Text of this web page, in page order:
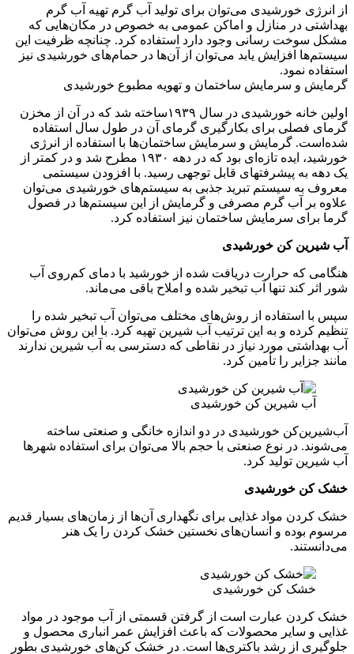
خورشیدی می‌توان برای تولید آب گرم تهیه آب گرم
در منازل و اماکن عمومی به خصوص در مکان‌هایی که
رسانی وجود دارد استفاده کرد. چنانچه ظرفیت این
افزایش یابد می‌توان از آن‌ها در حمام‌های خورشیدی نیز
سرمایش ساختمان و تهویه مطبوع خورشیدی
اولین خانه خورشیدی در سال ۱۹۳۹ساخته شد که در آن از مخزن
برای بکارگیری گرمای آن در طول سال استفاده
گرمایش و سرمایش ساختمان‌ها با استفاده از انرژی
خورشید، ایده تازه‌ای بود که در دهه ۱۹۳۰ مطرح شد و در کمتر از
پیشرفتهای قابل توجهی رسید. با افزودن سیستمی
سیستم تبرید جذبی به سیستم‌های خورشیدی می‌توان
آب گرم مصرفی و گرمایش از این سیستم‌ها در فصول
سرمایش ساختمان نیز استفاده کرد.
کن خورشیدی
حرارت دریافت شده از خورشید با دمای کم‌روی آب
تنها آب تبخیر شده و املاح باقی می‌ماند.
از روش‌های مختلف می‌توان آب تبخیر شده را
و به این ترتیب آب شیرین تهیه کرد. با این روش می‌توان
مورد نیاز در نقاطی که دسترسی به آب شیرین ندارند
را تأمین کرد.
شیرین کن خورشیدی
خورشیدی در دو اندازه خانگی و صنعتی ساخته
نوع صنعتی با حجم بالا می‌توان برای استفاده شهرها
تولید کرد.
خورشیدی
مواد غذایی برای نگهداری آن‌ها از زمان‌های بسیار قدیم
و انسان‌های نخستین خشک کردن را یک هنر
کن خورشیدی
عبارت است از گرفتن قسمتی از آب موجود در مواد
سایر محصولات که باعث افزایش عمر انباری محصول و
از رشد باکتری‌ها است. در خشک کن‌های خورشیدی بطور